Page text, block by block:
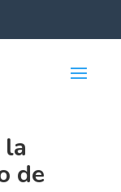
de